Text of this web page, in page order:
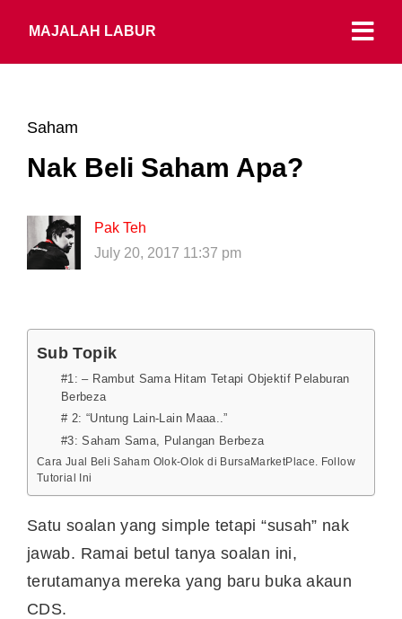
MAJALAH LABUR
Saham
Nak Beli Saham Apa?
Pak Teh
July 20, 2017 11:37 pm
Sub Topik
#1: – Rambut Sama Hitam Tetapi Objektif Pelaburan
Berbeza
# 2: “Untung Lain-Lain Maaa..”
#3: Saham Sama, Pulangan Berbeza
Cara Jual Beli Saham Olok-Olok di BursaMarketPlace. Follow
Tutorial Ini
Satu soalan yang simple tetapi “susah” nak
jawab. Ramai betul tanya soalan ini,
terutamanya mereka yang baru buka akaun
CDS.